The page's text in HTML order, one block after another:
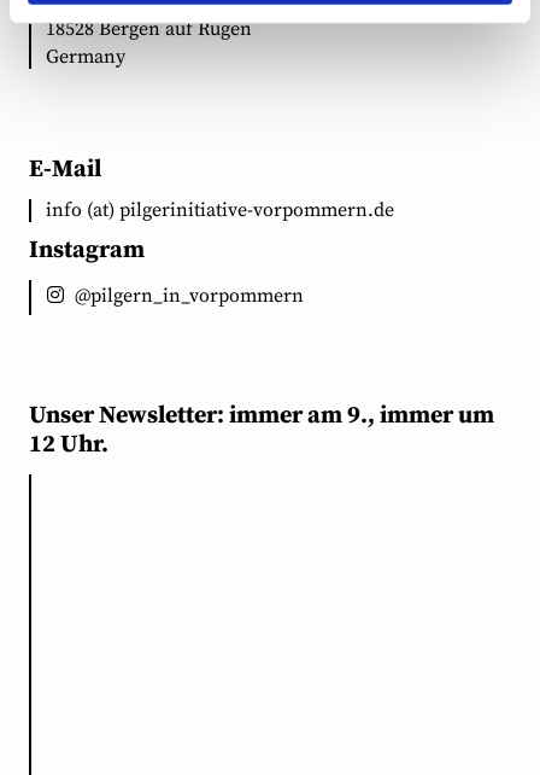
18528 Bergen auf Rügen
Germany
E-Mail
info (at) pilgerinitiative-vorpommern.de
Instagram
@pilgern_in_vorpommern
Unser Newsletter: immer am 9., immer um
12 Uhr.